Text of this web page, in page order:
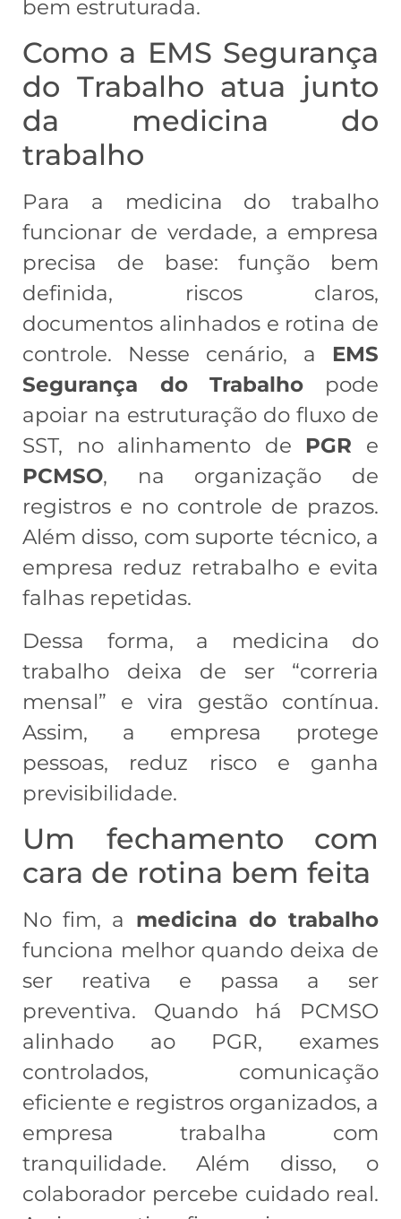
bem estruturada.
Como a EMS Segurança
do Trabalho atua junto
da medicina do
trabalho
Para a medicina do trabalho
funcionar de verdade, a empresa
precisa de base: função bem
definida, riscos claros,
documentos alinhados e rotina de
controle. Nesse cenário, a EMS
Segurança do Trabalho pode
apoiar na estruturação do fluxo de
SST, no alinhamento de PGR e
PCMSO, na organização de
registros e no controle de prazos.
Além disso, com suporte técnico, a
empresa reduz retrabalho e evita
falhas repetidas.
Dessa forma, a medicina do
trabalho deixa de ser “correria
mensal” e vira gestão contínua.
Assim, a empresa protege
pessoas, reduz risco e ganha
previsibilidade.
Um fechamento com
cara de rotina bem feita
No fim, a medicina do trabalho
funciona melhor quando deixa de
ser reativa e passa a ser
preventiva. Quando há PCMSO
alinhado ao PGR, exames
controlados, comunicação
eficiente e registros organizados, a
empresa trabalha com
tranquilidade. Além disso, o
colaborador percebe cuidado real.